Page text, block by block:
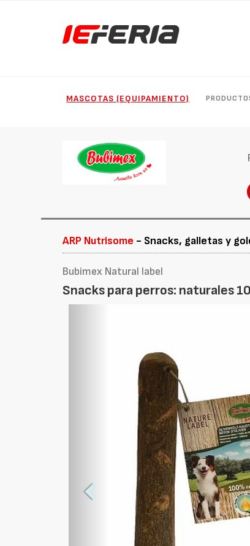
MASCOTAS (EQUIPAMIENTO)
ARP Nutrisome - Snacks, galletas y
Bubimex Natural label
Snacks para perros: naturales